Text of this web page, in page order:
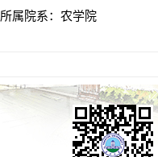
所属院系：农学院